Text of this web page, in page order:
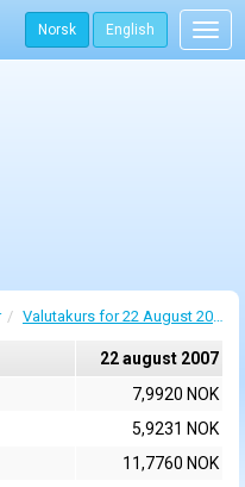
Norsk English
Valutakurs for 22 August 2007
22 august 2007
7,9920 NOK
5,9231 NOK
11,7760 NOK